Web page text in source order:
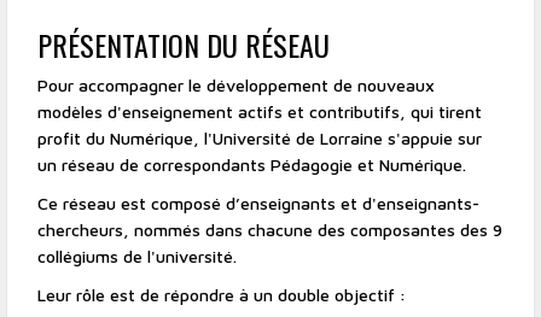
PRÉSENTATION DU RÉSEAU
Pour accompagner le développement de nouveaux
modèles d'enseignement actifs et contributifs, qui tirent
profit du Numérique, l'Université de Lorraine s'appuie sur
un réseau de correspondants Pédagogie et Numérique.
Ce réseau est composé d’enseignants et d'enseignants-
chercheurs, nommés dans chacune des composantes des 9
collégiums de l'université.
Leur rôle est de répondre à un double objectif :